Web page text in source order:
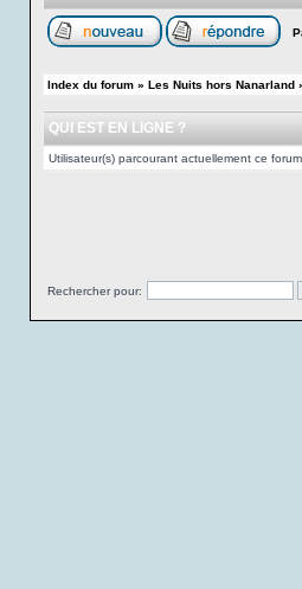
Index du forum » Les Nuits hors Nanarland
QUI EST EN LIGNE ?
Utilisateur(s) parcourant actuellement ce
Rechercher pour: